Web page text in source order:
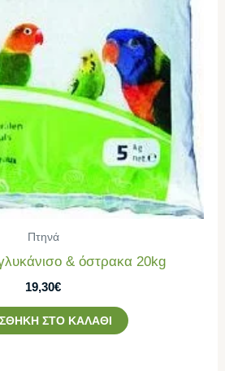
Πτηνά
& όστρακα 20kg
19,30€
ΣΤΟ ΚΑΛΆΘΙ